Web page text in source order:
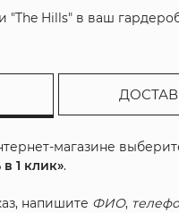
"The Hills" в ваш
магазине
в 1 клик».
напишите ФИО,